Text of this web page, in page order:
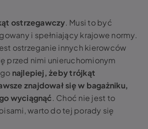
ostrzegawczy. Musi to być
i spełniający krajowe normy.
ostrzeganie innych kierowców
przed nimi unieruchomionym
najlepiej, żeby trójkąt
znajdował się w bagażniku,
wyciągnąć. Choć nie jest to
warto do tej porady się